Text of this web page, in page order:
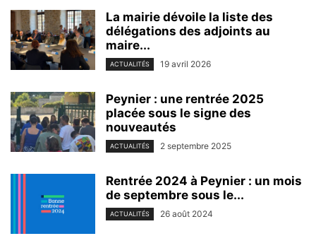
La mairie dévoile la liste des
délégations des adjoints au
maire...
ACTUALITÉS 19 avril 2026
Peynier : une rentrée 2025
placée sous le signe des
nouveautés
ACTUALITÉS 2 septembre 2025
Rentrée 2024 à Peynier : un mois
de septembre sous le...
ACTUALITÉS 26 août 2024